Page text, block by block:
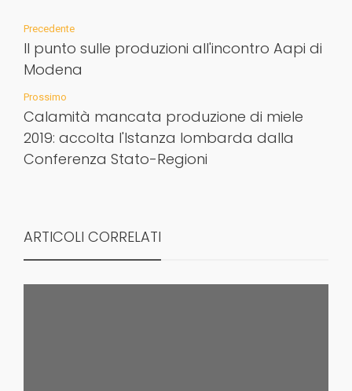
Precedente
Il punto sulle produzioni all'incontro Aapi di
Modena
Prossimo
Calamità mancata produzione di miele
2019: accolta l'Istanza lombarda dalla
Conferenza Stato-Regioni
ARTICOLI CORRELATI